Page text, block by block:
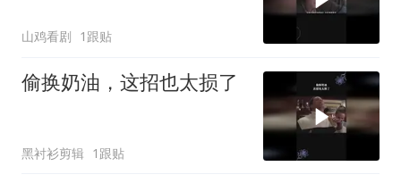
山鸡看剧 1跟贴
偷换奶油，这招也太损了
黑衬衫剪辑 1跟贴